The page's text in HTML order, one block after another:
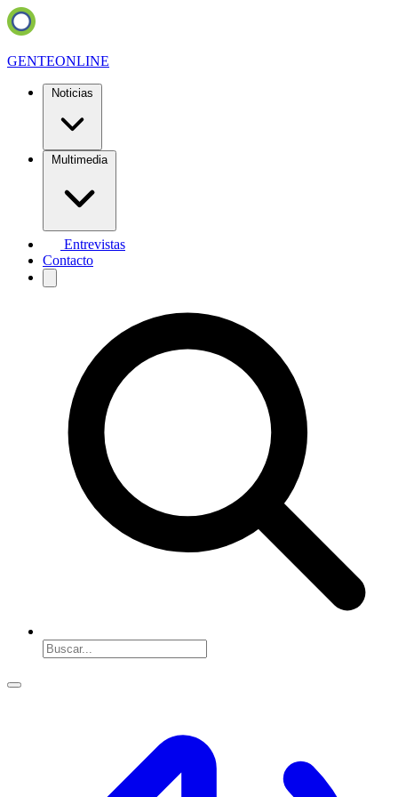
GENTEONLINE
Noticias
Multimedia
Entrevistas
Contacto